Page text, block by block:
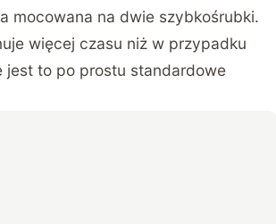
mocowana na dwie szybkośrubki.
więcej czasu niż w przypadku
jest to po prostu standardowe